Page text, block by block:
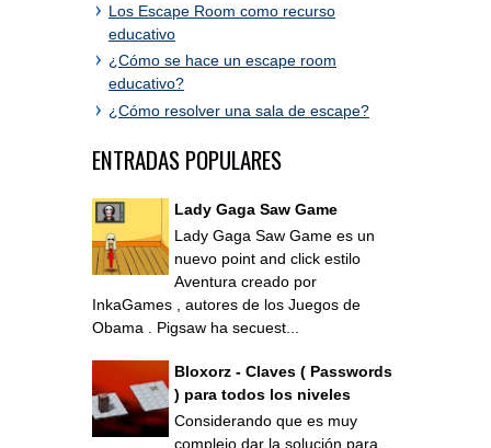
Los Escape Room como recurso
educativo
¿Cómo se hace un escape room
educativo?
¿Cómo resolver una sala de escape?
ENTRADAS POPULARES
Lady Gaga Saw Game
Lady Gaga Saw Game es un
nuevo point and click estilo
Aventura creado por
InkaGames , autores de los Juegos de
Obama . Pigsaw ha secuest...
Bloxorz - Claves ( Passwords
) para todos los niveles
Considerando que es muy
complejo dar la solución para